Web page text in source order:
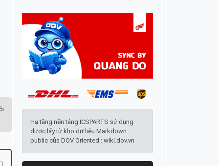
Hạ tầng nền tảng ICSPARTS sử dụng
được lấy từ kho dữ liệu Markdown
public của DOV Oriented : wiki.dov.vn